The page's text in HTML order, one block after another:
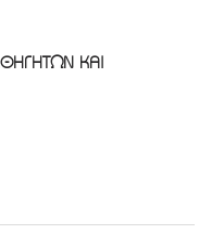
ΚΑΙ